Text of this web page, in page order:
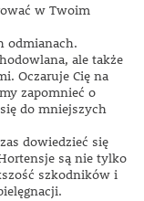
w Twoim
odmianach.
ale także
Oczaruje Cię na
zapomnieć o
do mniejszych
dowiedzieć się
są nie tylko
szkodników i